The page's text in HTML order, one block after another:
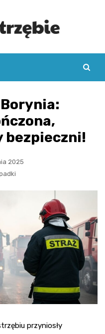
bezpieczni!
2025
przyniosły